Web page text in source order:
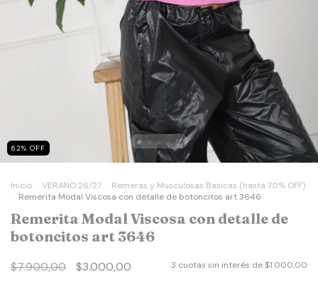
62% OFF
Inicio . VERANO 26/27 . Remeras y Musculosas Basicas (hasta 70% OFF)
. Remerita Modal Viscosa con detalle de botoncitos art 3646
Remerita Modal Viscosa con detalle de
botoncitos art 3646
$7.900,00 $3.000,00 3 cuotas sin interés de$1.000,00